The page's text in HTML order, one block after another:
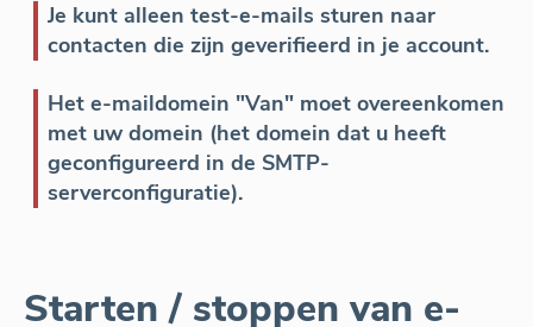
Je kunt alleen test-e-mails sturen naar
contacten die zijn geverifieerd in je account.
Het e-maildomein "Van" moet overeenkomen
met uw domein (het domein dat u heeft
geconfigureerd in de SMTP-
serverconfiguratie).
Starten / stoppen van e-